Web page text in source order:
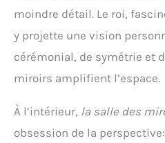
moindre détail. Le roi,
y projette une vision
cérémonial, de symétrie et
miroirs amplifient l’espace.
À l’intérieur, la salle des
obsession de la